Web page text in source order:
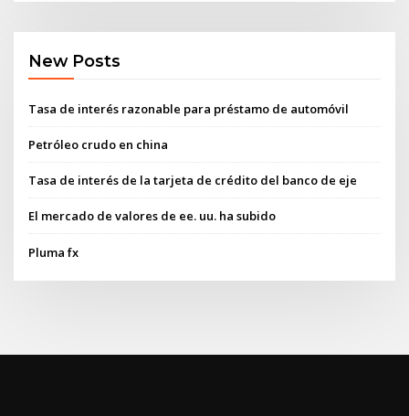
New Posts
Tasa de interés razonable para préstamo de automóvil
Petróleo crudo en china
Tasa de interés de la tarjeta de crédito del banco de eje
El mercado de valores de ee. uu. ha subido
Pluma fx